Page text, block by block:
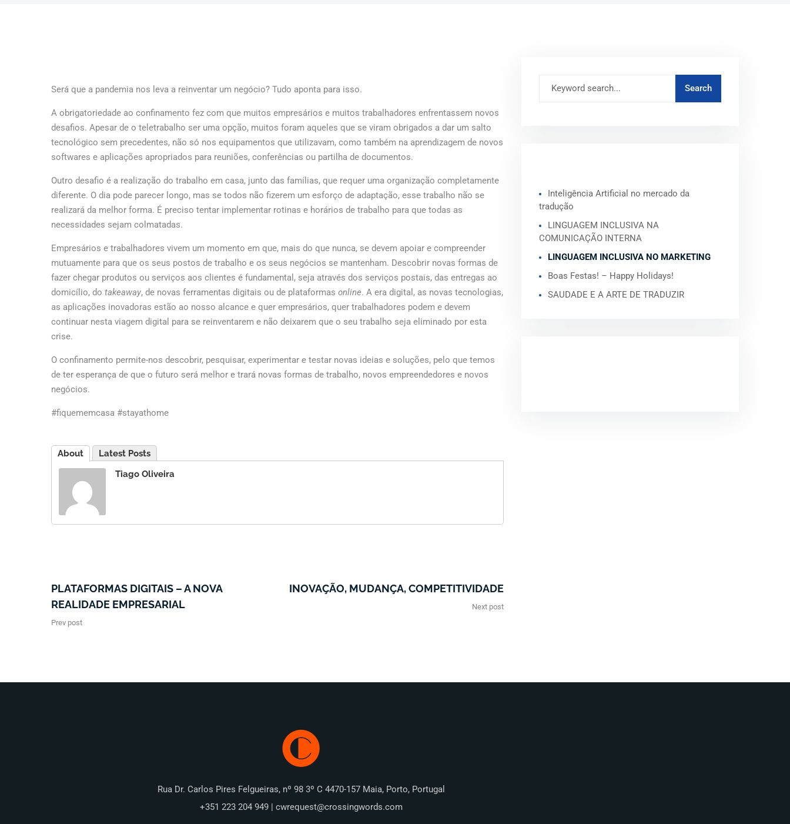
Será que a pandemia nos leva a reinventar um negócio? Tudo aponta para isso.
A obrigatoriedade ao confinamento fez com que muitos empresários e muitos trabalhadores enfrentassem novos
desafios. Apesar de o teletrabalho ser uma opção, muitos foram aqueles que se viram obrigados a dar um salto
tecnológico sem precedentes, não só nos equipamentos que utilizavam, como também na aprendizagem de novos
softwares e aplicações apropriados para reuniões, conferências ou partilha de documentos.
Outro desafio é a realização do trabalho em casa, junto das famílias, que requer uma organização completamente
diferente. O dia pode parecer longo, mas se todos não fizerem um esforço de adaptação, esse trabalho não se
realizará da melhor forma. É preciso tentar implementar rotinas e horários de trabalho para que todas as
necessidades sejam colmatadas.
Empresários e trabalhadores vivem um momento em que, mais do que nunca, se devem apoiar e compreender
mutuamente para que os seus postos de trabalho e os seus negócios se mantenham. Descobrir novas formas de
fazer chegar produtos ou serviços aos clientes é fundamental, seja através dos serviços postais, das entregas ao
domicílio, do takeaway, de novas ferramentas digitais ou de plataformas online. A era digital, as novas tecnologias,
as aplicações inovadoras estão ao nosso alcance e quer empresários, quer trabalhadores podem e devem
continuar nesta viagem digital para se reinventarem e não deixarem que o seu trabalho seja eliminado por esta
crise.
O confinamento permite-nos descobrir, pesquisar, experimentar e testar novas ideias e soluções, pelo que temos
de ter esperança de que o futuro será melhor e trará novas formas de trabalho, novos empreendedores e novos
negócios.
#fiquememcasa #stayathome
About
Latest Posts
Tiago Oliveira
PLATAFORMAS DIGITAIS – A NOVA
REALIDADE EMPRESARIAL
Prev post
INOVAÇÃO, MUDANÇA, COMPETITIVIDADE
Next post
Inteligência Artificial no mercado da
tradução
LINGUAGEM INCLUSIVA NA
COMUNICAÇÃO INTERNA
LINGUAGEM INCLUSIVA NO MARKETING
Boas Festas! – Happy Holidays!
SAUDADE E A ARTE DE TRADUZIR
Rua Dr. Carlos Pires Felgueiras, nº 98 3º C 4470-157 Maia, Porto, Portugal
+351 223 204 949 | cwrequest@crossingwords.com